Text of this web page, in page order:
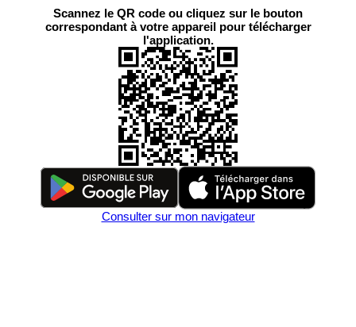
Scannez le QR code ou cliquez sur le bouton
correspondant à votre appareil pour télécharger
l'application.
Consulter sur mon navigateur